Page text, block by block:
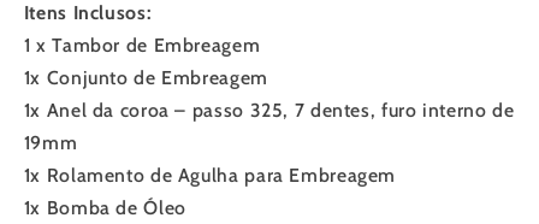
Itens Inclusos:
1 x Tambor de Embreagem
1x Conjunto de Embreagem
1x Anel da coroa – passo 325, 7 dentes, furo interno de
19mm
1x Rolamento de Agulha para Embreagem
1x Bomba de Óleo